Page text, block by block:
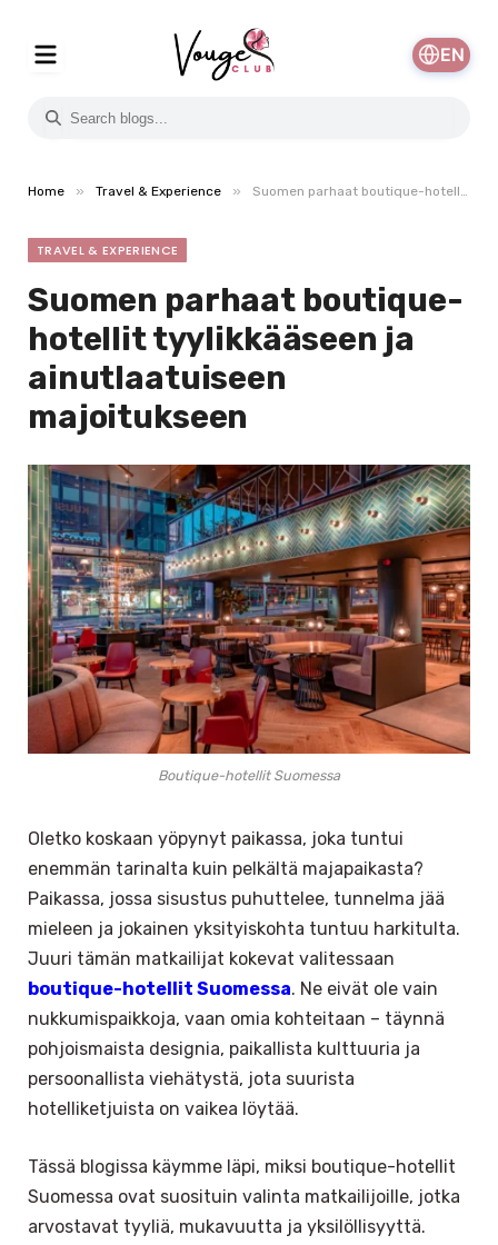
EN
Home » Travel & Experience » Suomen parhaat boutique-hotellit tyylikkääseen ja ainutlaatuiseen majoitukseen
TRAVEL & EXPERIENCE
Suomen parhaat boutique-
hotellit tyylikkääseen ja
ainutlaatuiseen
majoitukseen
Boutique-hotellit Suomessa
Oletko koskaan yöpynyt paikassa, joka tuntui
enemmän tarinalta kuin pelkältä majapaikasta?
Paikassa, jossa sisustus puhuttelee, tunnelma jää
mieleen ja jokainen yksityiskohta tuntuu harkitulta.
Juuri tämän matkailijat kokevat valitessaan
boutique-hotellit Suomessa. Ne eivät ole vain
nukkumispaikkoja, vaan omia kohteitaan – täynnä
pohjoismaista designia, paikallista kulttuuria ja
persoonallista viehätystä, jota suurista
hotelliketjuista on vaikea löytää.
Tässä blogissa käymme läpi, miksi boutique-hotellit
Suomessa ovat suosituin valinta matkailijoille, jotka
arvostavat tyyliä, mukavuutta ja yksilöllisyyttä.